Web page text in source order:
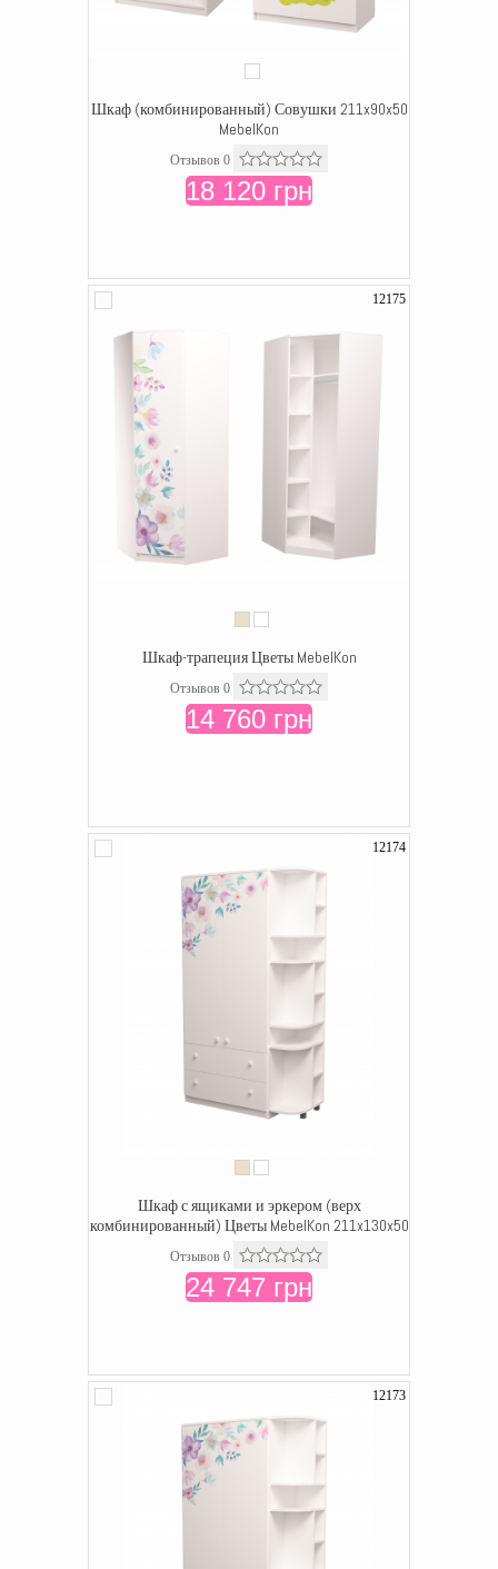
Шкаф (комбинированный) Совушки 211x90x50
MebelKon
Отзывов 0
18 120 грн
12175
Шкаф-трапеция Цветы MebelKon
Отзывов 0
14 760 грн
12174
Шкаф с ящиками и эркером (верх
комбинированный) Цветы MebelKon 211x130x50
Отзывов 0
24 747 грн
12173